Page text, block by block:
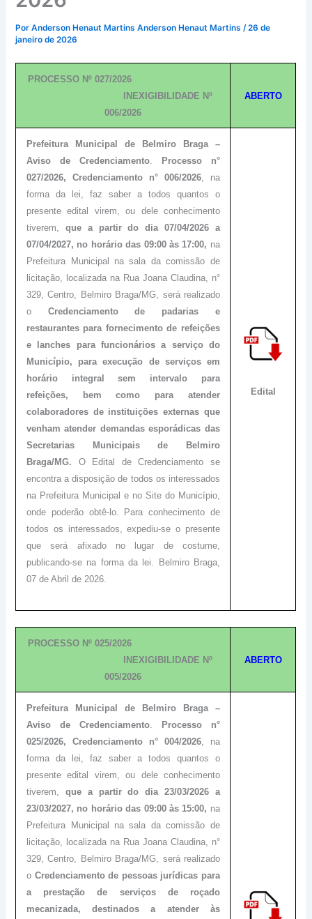
PorAnderson Henaut Martins Anderson Henaut Martins/26 de
janeiro de 2026
PROCESSO Nº 027/2026
INEXIGIBILIDADE Nº
006/2026
ABERTO
Prefeitura Municipal de Belmiro Braga –
Aviso de Credenciamento. Processo n°
027/2026, Credenciamento n° 006/2026, na
forma da lei, faz saber a todos quantos o
presente edital virem, ou dele conhecimento
tiverem, que a partir do dia 07/04/2026 a
07/04/2027, no horário das 09:00 às 17:00, na
Prefeitura Municipal na sala da comissão de
licitação, localizada na Rua Joana Claudina, n°
329, Centro, Belmiro Braga/MG, será realizado
o Credenciamento de padarias e
restaurantes para fornecimento de refeições
e lanches para funcionários a serviço do
Município, para execução de serviços em
horário integral sem intervalo para
refeições, bem como para atender
colaboradores de instituições externas que
venham atender demandas esporádicas das
Secretarias Municipais de Belmiro
Braga/MG. O Edital de Credenciamento se
encontra a disposição de todos os interessados
na Prefeitura Municipal e no Site do Município,
onde poderão obtê-lo. Para conhecimento de
todos os interessados, expediu-se o presente
que será afixado no lugar de costume,
publicando-se na forma da lei. Belmiro Braga,
07 de Abril de 2026.
Edital
PROCESSO Nº 025/2026
INEXIGIBILIDADE Nº
005/2026
ABERTO
Prefeitura Municipal de Belmiro Braga –
Aviso de Credenciamento.
Processo n°
025/2026, Credenciamento n° 004/2026, na
forma da lei, faz saber a todos quantos o
presente edital virem, ou dele conhecimento
tiverem, que a partir do dia 23/03/2026 a
23/03/2027, no horário das 09:00 às 15:00, na
Prefeitura Municipal na sala da comissão de
licitação, localizada na Rua Joana Claudina, n°
329, Centro, Belmiro Braga/MG, será realizado
o Credenciamento de pessoas jurídicas para
a prestação de serviços de roçado
mecanizada, destinados a atender às